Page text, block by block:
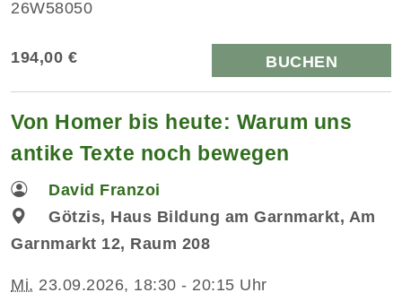
26W58050
194,00 € BUCHEN
Von Homer bis heute: Warum uns
antike Texte noch bewegen
David Franzoi
Götzis, Haus Bildung am Garnmarkt, Am
Garnmarkt 12, Raum 208
Mi. 23.09.2026, 18:30 - 20:15 Uhr